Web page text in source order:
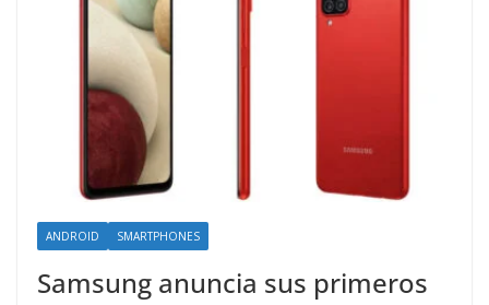
ANDROID SMARTPHONES
Samsung anuncia sus primeros